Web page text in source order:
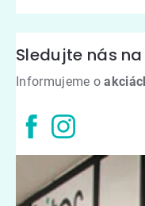
Sledujte nás
Informujeme o